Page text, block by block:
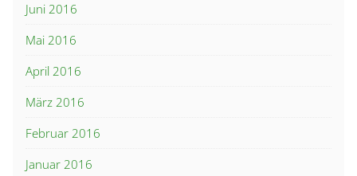
Juni 2016
Mai 2016
April 2016
März 2016
Februar 2016
Januar 2016